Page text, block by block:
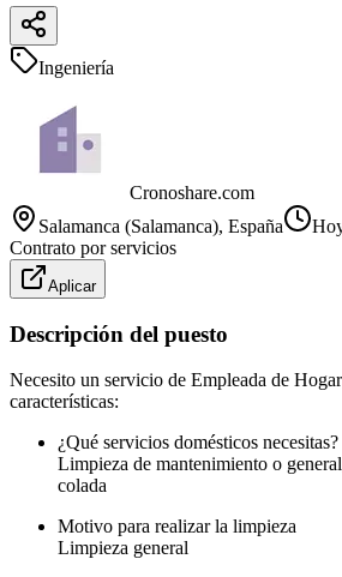
Ingeniería
Cronoshare.com
Salamanca (Salamanca), España
Contrato por servicios
Aplicar
Descripción del puesto
Necesito un servicio de Empleada de
características:
¿Qué servicios domésticos necesitas?
Limpieza de mantenimiento o
colada
Motivo para realizar la limpieza
Limpieza general